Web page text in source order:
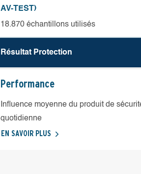
AV-TEST)
18.870 échantillons utilisés
Résultat Protection
Performance
Influence moyenne du produit de
quotidienne
EN SAVOIR PLUS